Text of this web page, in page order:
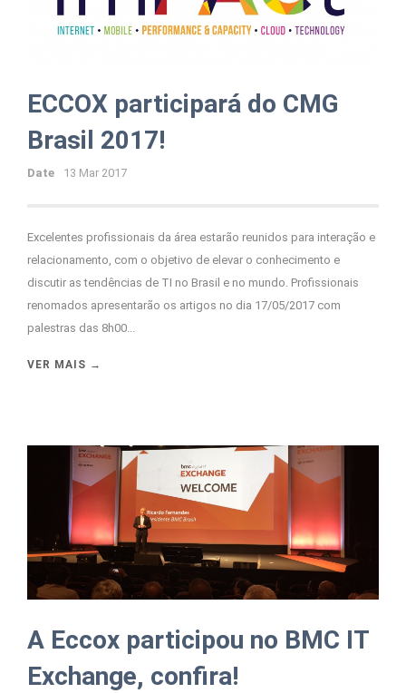
ECCOX participará do CMG
Brasil 2017!
Date 13 Mar 2017
Excelentes profissionais da área estarão reunidos para interação e
relacionamento, com o objetivo de elevar o conhecimento e
discutir as tendências de TI no Brasil e no mundo. Profissionais
renomados apresentarão os artigos no dia 17/05/2017 com
palestras das 8h00...
VER MAIS →
A Eccox participou no BMC IT
Exchange, confira!